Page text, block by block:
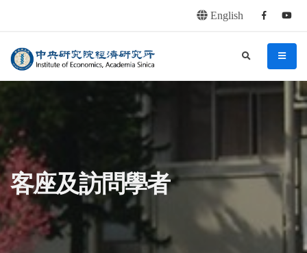
English Facebook
中央研究院經濟研究所 menu
search
客座及訪問學者